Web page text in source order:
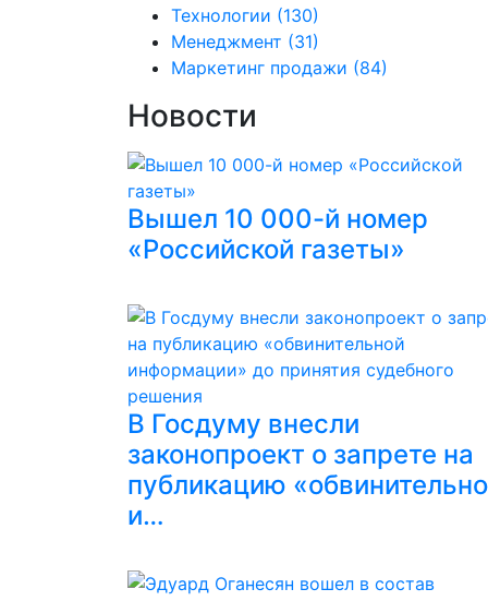
Технологии (130)
Менеджмент (31)
Маркетинг продажи (84)
Новости
Вышел 10 000-й номер
«Российской газеты»
В Госдуму внесли
законопроект о запрете на
публикацию
и…